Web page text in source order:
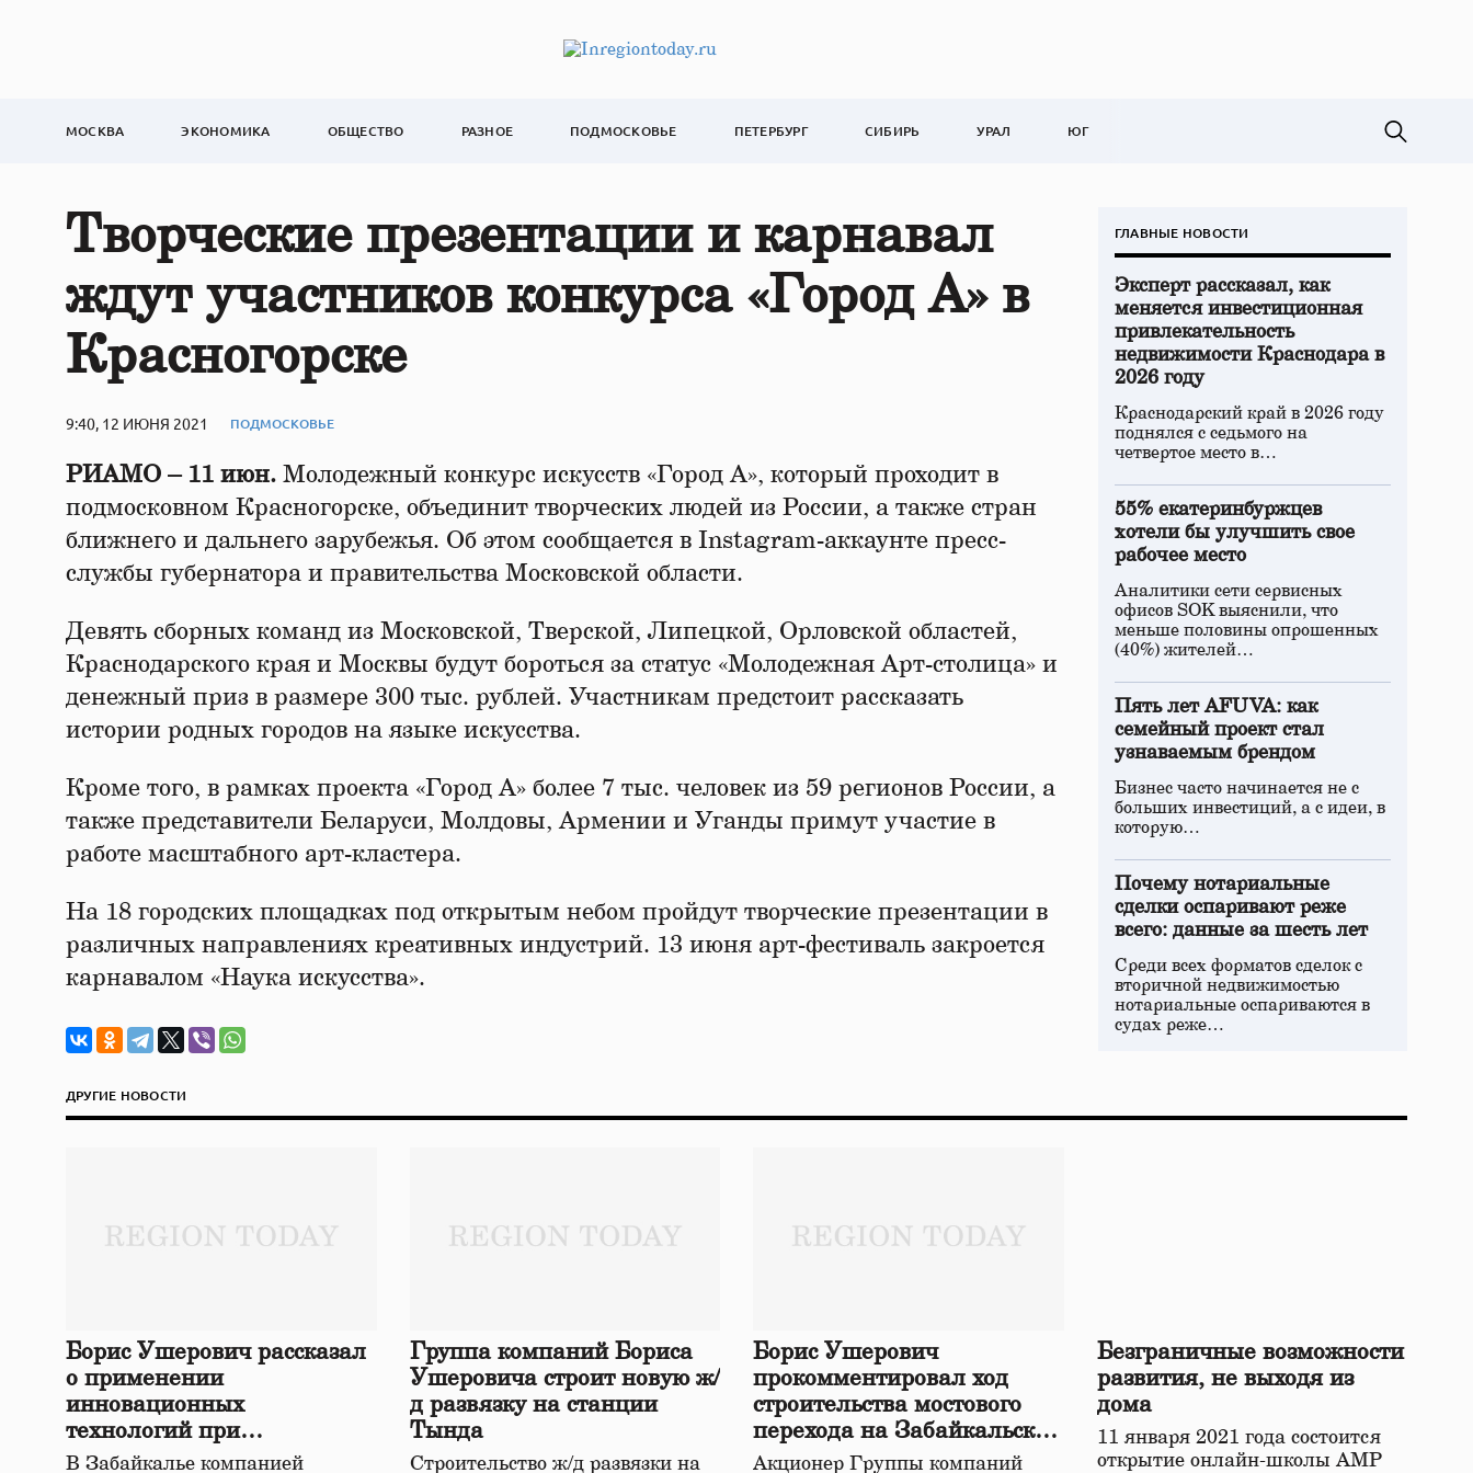
МОСКВА ЭКОНОМИКА ОБЩЕСТВО РАЗНОЕ ПОДМОСКОВЬЕ ПЕТЕРБУРГ СИБИРЬ УРАЛ ЮГ
Творческие презентации и карнавал
ждут участников конкурса «Город А» в
Красногорске
9:40, 12 ИЮНЯ 2021 ПОДМОСКОВЬЕ
РИАМО – 11 июн. Молодежный конкурс искусств «Город А», который проходит в
подмосковном Красногорске, объединит творческих людей из России, а также стран
ближнего и дальнего зарубежья. Об этом сообщается в Instagram-аккаунте пресс-
службы губернатора и правительства Московской области.
Девять сборных команд из Московской, Тверской, Липецкой, Орловской областей,
Краснодарского края и Москвы будут бороться за статус «Молодежная Арт-столица» и
денежный приз в размере 300 тыс. рублей. Участникам предстоит рассказать
истории родных городов на языке искусства.
Кроме того, в рамках проекта «Город А» более 7 тыс. человек из 59 регионов России, а
также представители Беларуси, Молдовы, Армении и Уганды примут участие в
работе масштабного арт-кластера.
На 18 городских площадках под открытым небом пройдут творческие презентации в
различных направлениях креативных индустрий. 13 июня арт-фестиваль закроется
карнавалом «Наука искусства».
ГЛАВНЫЕ НОВОСТИ
Эксперт рассказал, как
меняется инвестиционная
привлекательность
недвижимости Краснодара в
2026 году
Краснодарский край в 2026 году
поднялся с седьмого на
четвертое место в…
55% екатеринбуржцев
хотели бы улучшить свое
рабочее место
Аналитики сети сервисных
офисов SOK выяснили, что
меньше половины опрошенных
(40%) жителей…
Пять лет AFUVA: как
семейный проект стал
узнаваемым брендом
Бизнес часто начинается не с
больших инвестиций, а с идеи, в
которую…
Почему нотариальные
сделки оспаривают реже
всего: данные за шесть лет
Среди всех форматов сделок с
вторичной недвижимостью
нотариальные оспариваются в
судах реже…
ДРУГИЕ НОВОСТИ
Борис Ушерович рассказал
о применении
инновационных
технологий при
строительстве нового моста
В Забайкалье компанией
Группа компаний Бориса
Ушеровича строит новую ж/
д развязку на станции
Тында
Строительство ж/д развязки на
Борис Ушерович
прокомментировал ход
строительства мостового
перехода на Забайкальской
железной дороге
Акционер Группы компаний
Безграничные возможности
развития, не выходя из
дома
11 января 2021 года состоится
открытие онлайн-школы АМР